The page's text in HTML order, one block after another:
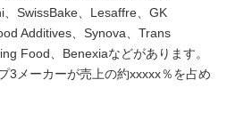
SwissBake、Lesaffre、GK
Additives、Synova、Trans
Food、Benexiaなどがあります。
3メーカーが売上の約xxxxx％を占め